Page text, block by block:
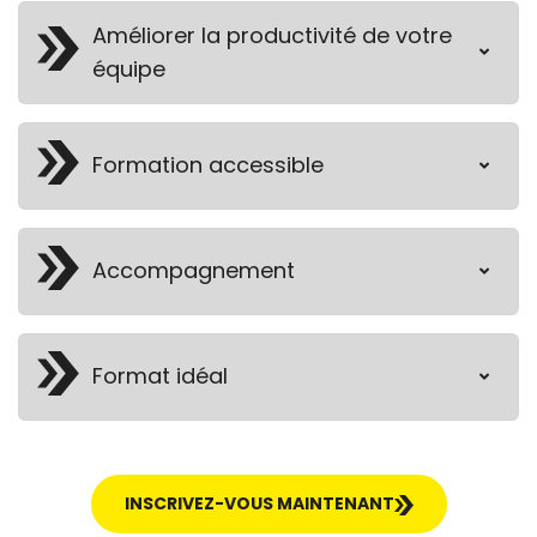
Améliorer la productivité de votre
équipe
Formation accessible
Accompagnement
Format idéal
INSCRIVEZ-VOUS MAINTENANT